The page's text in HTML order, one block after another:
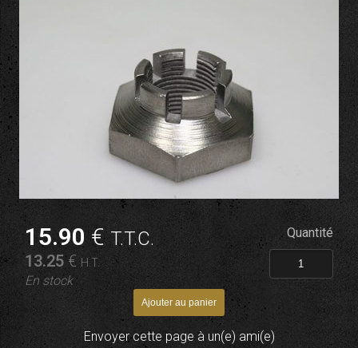
15.90 €T.T.C.
13.25€ H.T.
En stock
Quantité
Envoyer cette page à un(e) ami(e)